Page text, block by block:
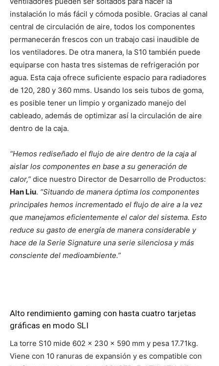
instalación lo más fácil y cómoda posible. Gracias al canal
central de circulación de aire, todos los componentes
permanecerán frescos con un trabajo casi inaudible de
los ventiladores. De otra manera, la S10 también puede
equiparse con hasta tres sistemas de refrigeración por
agua. Esta caja ofrece suficiente espacio para radiadores
de 120, 280 y 360 mms. Usando los seis tubos de goma,
es posible tener un limpio y organizado manejo del
cableado, además de optimizar así la circulación de aire
dentro de la caja.
“Hemos rediseñado el flujo de aire dentro de la caja al
aislar los componentes en base a su generación de
calor,” dice nuestro Director de Desarrollo de Productos:
Han Liu. “Situando de manera óptima los componentes
principales hemos incrementado el flujo de aire a la vez
que manejamos eficientemente el calor del sistema. Esto
reduce su gasto de energía de manera considerable y
hace de la Serie Signature una serie silenciosa y más
consciente del medioambiente.”
Alto rendimiento gaming con hasta cuatro tarjetas
gráficas en modo SLI
La torre S10 mide 602 x 230 x 590 mm y pesa 17.71kg.
Viene con 10 ranuras de expansión y es compatible con